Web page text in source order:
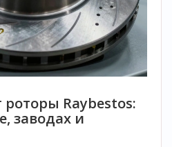
Raybestos:
заводах и